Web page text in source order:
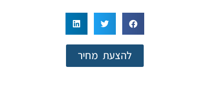
להצעת מחיר